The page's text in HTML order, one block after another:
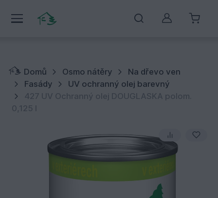
Můj účet
Domů Osmo nátěry
Na dřevo ven
Fasády
UV ochranný olej barevný
427 UV Ochranný olej DOUGLASKA polom.
0,125 l